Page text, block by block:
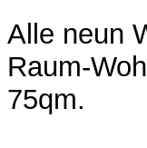
Alle neun
Raum-
75qm.